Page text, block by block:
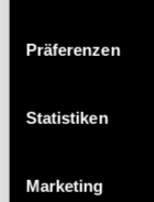
Präferenzen
Statistiken
Marketing